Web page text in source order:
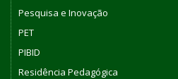
Pesquisa e Inovação
PET
PIBID
Residência Pedagógica